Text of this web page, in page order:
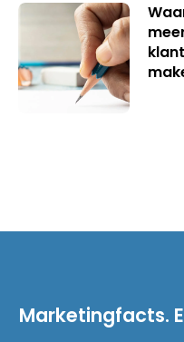
Marketingfacts.